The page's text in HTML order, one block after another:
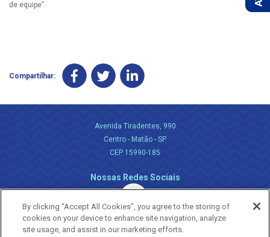
de equipe”.
Compartilhar:
Avenida Tiradentes, 990
Centro - Matão - SP
CEP 15990-185
Nossas Redes Sociais
By clicking “Accept All Cookies”, you agree to the storing of
cookies on your device to enhance site navigation, analyze
site usage, and assist in our marketing efforts.